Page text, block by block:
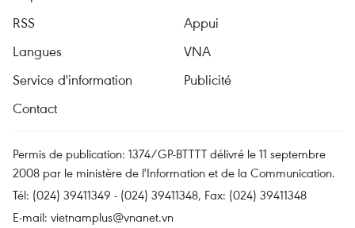
RSS
Appui
Langues
VNA
Service d'information
Publicité
Contact
Permis de publication: 1374/GP-BTTTT délivré le 11 septembre
2008 par le ministère de l'Information et de la Communication.
Tél: (024) 39411349 - (024) 39411348, Fax: (024) 39411348
E-mail: vietnamplus@vnanet.vn